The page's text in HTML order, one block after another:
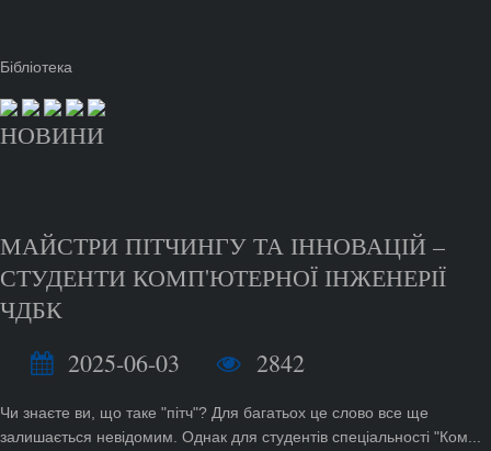
Бібліотека
НОВИНИ
МАЙСТРИ ПІТЧИНГУ ТА ІННОВАЦІЙ –
СТУДЕНТИ КОМП'ЮТЕРНОЇ ІНЖЕНЕРІЇ
ЧДБК
2025-06-03
2842
Чи знаєте ви, що таке "пітч"? Для багатьох це слово все ще
залишається невідомим. Однак для студентів спеціальності "Ком...